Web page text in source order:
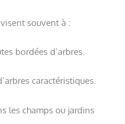
souvent à :
bordées d’arbres.
caractéristiques.
les champs ou jardins